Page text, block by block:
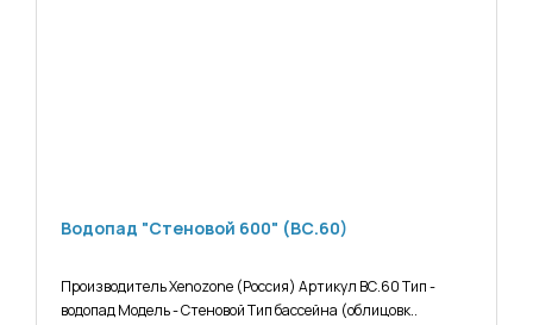
Водопад "Стеновой 600" (ВС.60)
Производитель Xenozone (Россия) Артикул ВС.60 Тип -
водопад Модель - Стеновой Тип бассейна (облицовк..